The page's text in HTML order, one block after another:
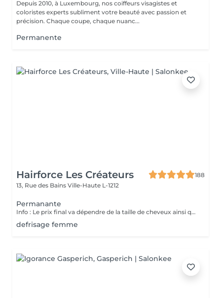
Depuis 2010, à Luxembourg, nos coiffeurs visagistes et
coloristes experts subliment votre beauté avec passion et
précision. Chaque coupe, chaque nuanc...
Permanente
Hairforce Les Créateurs
188
13, Rue des Bains Ville-Haute L-1212
Permanante
Info : Le prix final va dépendre de la taille de cheveux ainsi que la quantité des produits finalement utilisés. Pour les étudiants -20% sur toutes les techniques.
defrisage femme